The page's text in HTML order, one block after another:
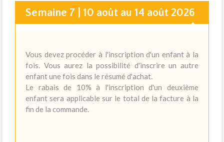
Semaine 7 | 10 août au 14 août 2026
Vous devez procéder à l'inscription d'un enfant à la
fois. Vous aurez la possibilité d'inscrire un autre
enfant une fois dans le résumé d'achat.
Le rabais de 10% à l'inscription d'un deuxième
enfant sera applicable sur le total de la facture à la
fin de la commande.